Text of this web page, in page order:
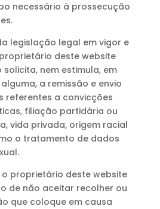
necessário à prossecução
legislação legal em vigor e
deste website
nem estimula, em
a remissão e envio
referentes a convicções
filiação partidária ou
vida privada, origem racial
o tratamento de dados
o proprietário deste website
de não aceitar recolher ou
que coloque em causa